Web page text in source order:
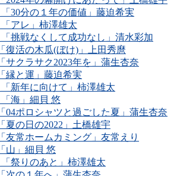
「30分の１年の価値」藤迫希実
「アレ」柿澤雄太
「挑戦なくして成功なし」清水彩加
復活の木瓜(ぼけ)」上田秀麿
サクラサク2023年を」蒲生杏奈
縁と運」藤迫希実
「新年に向けて」柿澤雄太
海」細貝 悠
04ポロシャツと過ごした夏」蒲生杏奈
夏の日の2022」土橋雄宇
友常ホームカミング」友常えり
山」細貝 悠
「祭りのあと」柿澤雄太